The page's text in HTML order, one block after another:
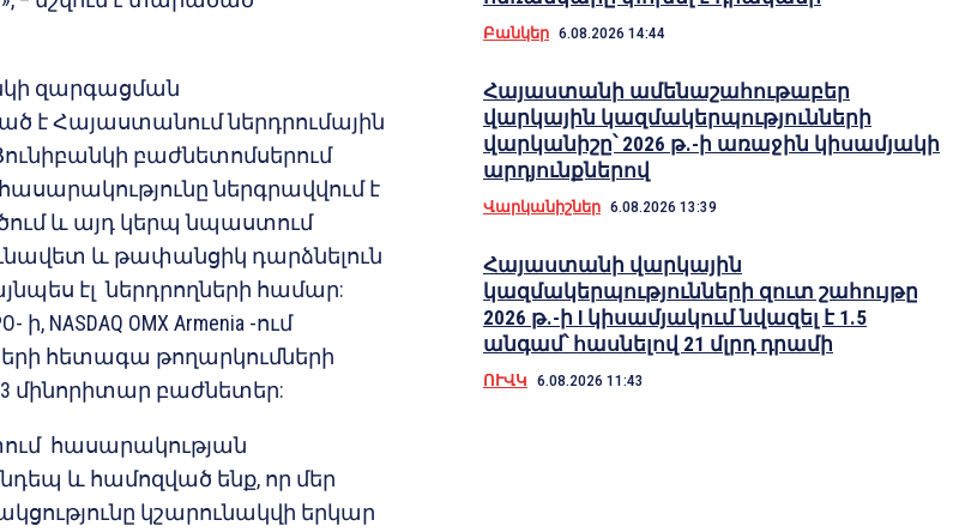
զարգացման
է Հայաստանում ներդրումային
բաժնետոմսերում
ներգրավվում է
և այդ կերպ նպաստում
և թափանցիկ դարձնելուն
էլ ներդրողների համար:
OMX Armenia -ում
հետագա թողարկումների
մինորիտար բաժնետեր:
հասարակության
և համոզված ենք, որ մեր
կշարունակվի երկար
Բանկեր 6.08.2026 14:44
Հայաստանի ամենաշահութաբեր
վարկային կազմակերպությունների
վարկանիշը՝ 2026 թ.-ի առաջին կիսամյակի
արդյունքներով
Վարկանիշներ 6.08.2026 13:39
Հայաստանի վարկային
կազմակերպությունների զուտ շահույթը
2026 թ.-ի I կիսամյակում նվազել է 1.5
անգամ՝ հասնելով 21 մլրդ դրամի
ՈՒՎԿ 6.08.2026 11:43